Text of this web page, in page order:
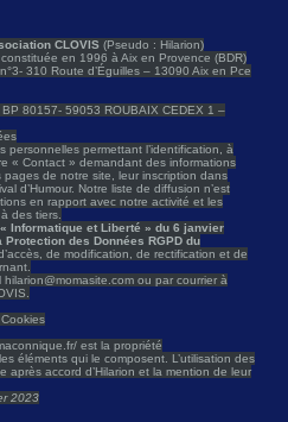
CLOVIS (Pseudo : Hilarion)
en 1996 à Aix en Provence (BDR)
310 Route d’Éguilles – 13090 Aix en Pce
80157- 59053 ROUBAIX CEDEX 1 –
personnelles permettant l’identification, à
« Contact » demandant des informations
de notre site, leur inscription dans
d’Humour. Notre liste de diffusion n’est
en rapport avec notre activité et les
des tiers.
Informatique et Liberté » du 6 janvier
des Données RGPD du
de modification, de rectification et de
ou par courrier à
est la propriété
éléments qui le composent. L’utilisation des
après accord d’Hilarion et la mention de leur
2023